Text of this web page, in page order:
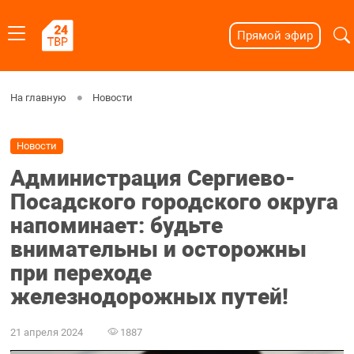
Прямой эфир
На главную Новости
Новости
Администрация Сергиево-
Посадского городского округа
напоминает: будьте
внимательны и осторожны
при переходе
железнодорожных путей!
21 апреля 2024 1887